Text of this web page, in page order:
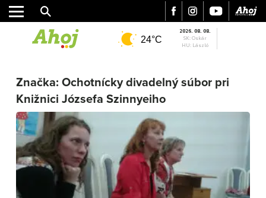
MESTO
REGIÓN
ŠPORT
KULTÚRA
FOTKY
VIDEO
24°C
2026. 08. 08.
SK: Oskár
HU: László
Značka: Ochotnícky divadelný súbor pri
Knižnici Józsefa Szinnyeiho